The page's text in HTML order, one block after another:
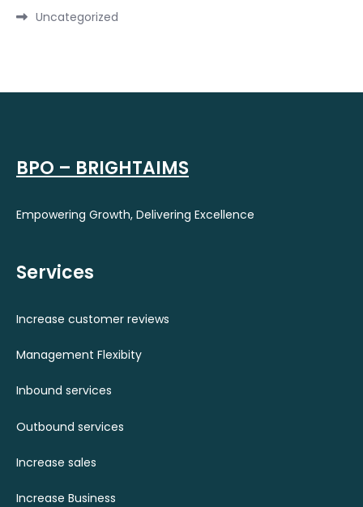
Uncategorized
BPO – BRIGHTAIMS
Empowering Growth, Delivering Excellence
Services
Increase customer reviews
Management Flexibity
Inbound services
Outbound services
Increase sales
Increase Business